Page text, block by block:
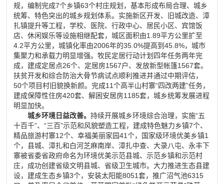
规，编制完成7个乡镇63个村庄规划，基本形成布局合理、城乡
统筹、特色突出的城乡规划体系。实施新区开发、旧城改造、漳
扎镇提升等工程，学校、医院、行政中心、居民小区、宾馆饭
店、休闲娱乐等设施相继配套，城区面积由1.89平方公里扩至
4.2平方公里，城镇化率由2006年的35.0%提高到45.8%，城市
集聚力和承载力明显增强。牧民定居行动计划四年任务两年完
成，建成定居点26个、定居房1567户、发放新型帐篷1567套。
扶贫开发和综合防治大骨节病试点顺利推进并通过中期评估，
50个项目村旧貌换新颜。完成11个高半山村寨“四改两建”任务，
建成保障性住房420套、解困安居房1185套，城乡统筹发展进程
明显加快。
城乡环境日益改善。持续开展城乡环境综合治理，实施“五
十百千”、“三百”示范和风貌塑造工程，建成特色魅力乡镇7个、
精品旅游村寨12个、幸福美丽家园41个，国家级环境优美乡镇1
个，县城、漳扎和白河芝麻南岸、漳扎中查、大录八屯、永丰下
寨被省委省政府命名为环境优美示范县城、示范乡镇和示范村
庄，成功创建省级文明县城、省级卫生城市。大力推进生态县建
设，建成生态乡镇3个，安装太阳能8051套，推广沼气池6315